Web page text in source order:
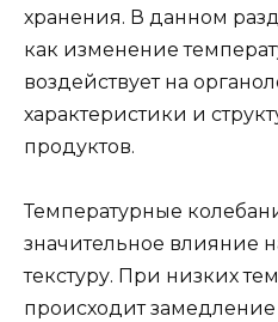
хранения. В данном
как изменение
воздействует на
характеристики и
продуктов.
Температурные
значительное влияние
текстуру. При низких
происходит замедление